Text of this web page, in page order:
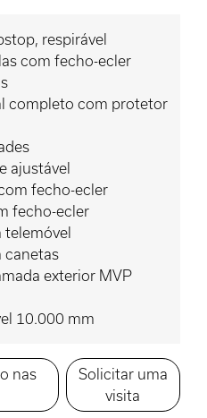
respirável
com fecho-ecler
completo com protetor
ajustável
fecho-ecler
fecho-ecler
telemóvel
canetas
exterior MVP
10.000 mm
nas
Solicitar uma
visita